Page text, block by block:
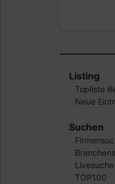
Listing
Topliste
Neue
Suchen
Livesuche
TOP100